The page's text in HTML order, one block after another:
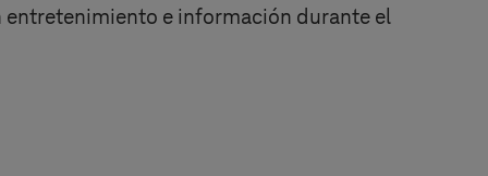
entretenimiento e información durante el